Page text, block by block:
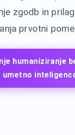
zgodb in
prvotni
humaniziranje
umetno